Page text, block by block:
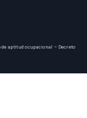
aptitud ocupacional – Decreto